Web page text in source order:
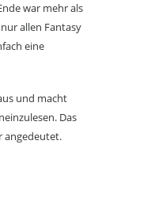
war mehr als
allen Fantasy
eine
und macht
Das
angedeutet.